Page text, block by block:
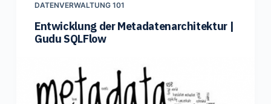
DATENVERWALTUNG 101
Entwicklung der Metadatenarchitektur |
Gudu SQLFlow